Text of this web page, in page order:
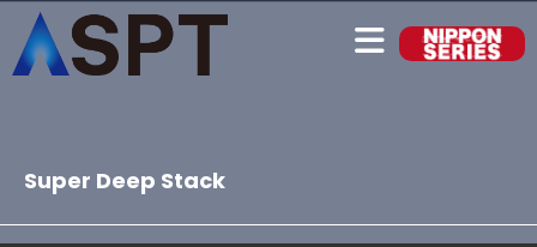
Super Deep Stack